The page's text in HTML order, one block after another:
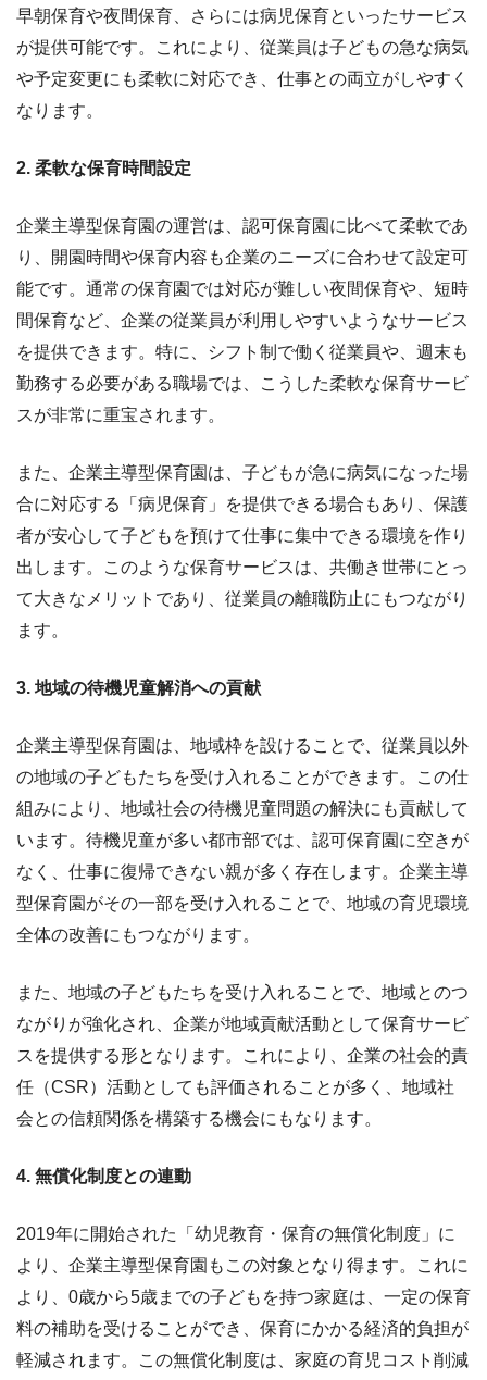
早朝保育や夜間保育、さらには病児保育といったサービス
が提供可能です。これにより、従業員は子どもの急な病気
や予定変更にも柔軟に対応でき、仕事との両立がしやすく
なります。
2. 柔軟な保育時間設定
企業主導型保育園の運営は、認可保育園に比べて柔軟であ
り、開園時間や保育内容も企業のニーズに合わせて設定可
能です。通常の保育園では対応が難しい夜間保育や、短時
間保育など、企業の従業員が利用しやすいようなサービス
を提供できます。特に、シフト制で働く従業員や、週末も
勤務する必要がある職場では、こうした柔軟な保育サービ
スが非常に重宝されます。
また、企業主導型保育園は、子どもが急に病気になった場
合に対応する「病児保育」を提供できる場合もあり、保護
者が安心して子どもを預けて仕事に集中できる環境を作り
出します。このような保育サービスは、共働き世帯にとっ
て大きなメリットであり、従業員の離職防止にもつながり
ます。
3. 地域の待機児童解消への貢献
企業主導型保育園は、地域枠を設けることで、従業員以外
の地域の子どもたちを受け入れることができます。この仕
組みにより、地域社会の待機児童問題の解決にも貢献して
います。待機児童が多い都市部では、認可保育園に空きが
なく、仕事に復帰できない親が多く存在します。企業主導
型保育園がその一部を受け入れることで、地域の育児環境
全体の改善にもつながります。
また、地域の子どもたちを受け入れることで、地域とのつ
ながりが強化され、企業が地域貢献活動として保育サービ
スを提供する形となります。これにより、企業の社会的責
任（CSR）活動としても評価されることが多く、地域社
会との信頼関係を構築する機会にもなります。
4. 無償化制度との連動
2019年に開始された「幼児教育・保育の無償化制度」に
より、企業主導型保育園もこの対象となり得ます。これに
より、0歳から5歳までの子どもを持つ家庭は、一定の保育
料の補助を受けることができ、保育にかかる経済的負担が
軽減されます。この無償化制度は、家庭の育児コスト削減